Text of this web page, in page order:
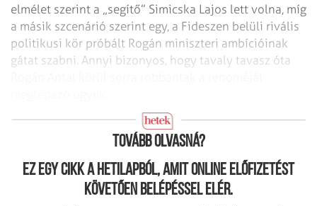
elmélet szerint a „segítő” Simicska Lajos lett volna, míg
a másik szcenárió szerint egy, a Fideszen belüli rivális
politikusi kör próbált Rogán miniszteri ambícióinak
gátat szabni. Annyi bizonyos, hogy tavaly tavasz óta
Megkopott, de használható
Tovább olvasná?
Ez egy cikk a hetilapból, amit online előfizetést
követően belépéssel elér.